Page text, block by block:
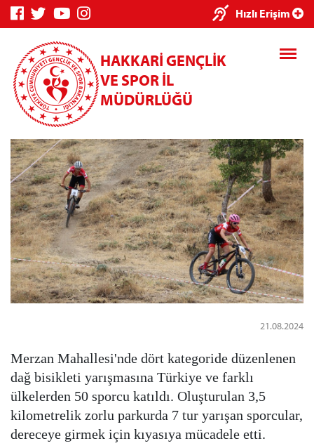
Hızlı Erişim
HAKKARİ GENÇLİK
VE SPOR İL
MÜDÜRLÜĞÜ
21.08.2024
Merzan Mahallesi'nde dört kategoride düzenlenen
dağ bisikleti yarışmasına Türkiye ve farklı
ülkelerden 50 sporcu katıldı. Oluşturulan 3,5
kilometrelik zorlu parkurda 7 tur yarışan sporcular,
dereceye girmek için kıyasıya mücadele etti.
×
Genç Bilgi
Sistemi
Spor Bilgi
Sistemi
Kredi/Yurt
İşlemleri
Kredi/Yurt E-
Ödeme